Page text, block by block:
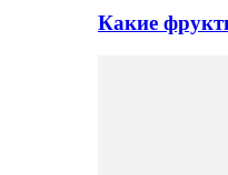
Какие